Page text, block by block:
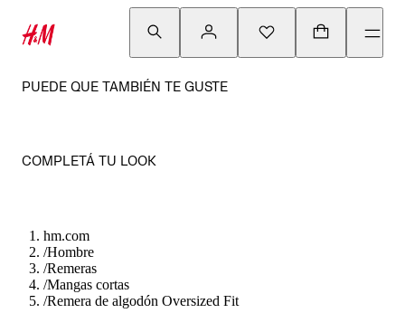
PUEDE QUE TAMBIÉN TE GUSTE
COMPLETÁ TU LOOK
hm.com
/Hombre
/Remeras
/Mangas cortas
/Remera de algodón Oversized Fit